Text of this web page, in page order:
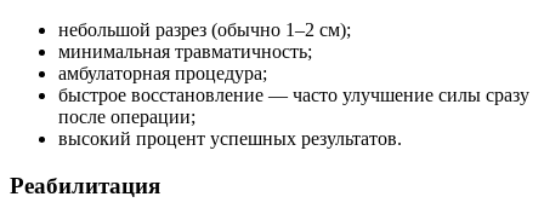
небольшой разрез (обычно 1–2 см);
​минимальная травматичность;
​амбулаторная процедура;
быстрое восстановление — часто улучшение силы сразу
после операции;
высокий процент успешных результатов.
Реабилитация